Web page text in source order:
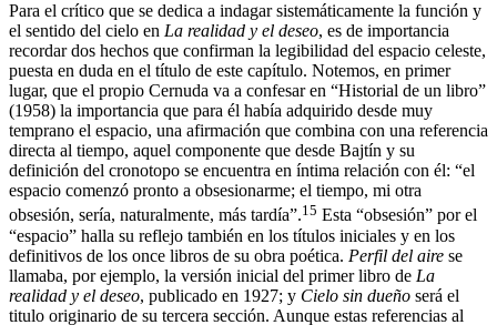
Para el crítico que se dedica a indagar sistemáticamente la función y
el sentido del cielo en La realidad y el deseo, es de importancia
recordar dos hechos que confirman la legibilidad del espacio celeste,
puesta en duda en el título de este capítulo. Notemos, en primer
lugar, que el propio Cernuda va a confesar en “Historial de un libro”
(1958) la importancia que para él había adquirido desde muy
temprano el espacio, una afirmación que combina con una referencia
directa al tiempo, aquel componente que desde Bajtín y su
definición del cronotopo se encuentra en íntima relación con él: “el
espacio comenzó pronto a obsesionarme; el tiempo, mi otra
obsesión, sería, naturalmente, más tardía”.15 Esta “obsesión” por el
“espacio” halla su reflejo también en los títulos iniciales y en los
definitivos de los once libros de su obra poética. Perfil del aire se
llamaba, por ejemplo, la versión inicial del primer libro de La
realidad y el deseo, publicado en 1927; y Cielo sin dueño será el
titulo originario de su tercera sección. Aunque estas referencias al